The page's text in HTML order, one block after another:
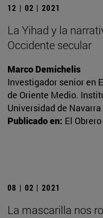
12 | 02 | 2021
La Yihad y la
Occidente secular
Marco Demichelis
Investigador senior en
de Oriente Medio.
Universidad de Navarra
Publicado en: El Obrero
08 | 02 | 2021
La mascarilla nos